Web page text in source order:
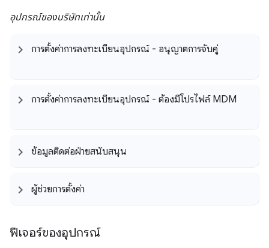
อุปกรณ์ของบริษัทเท่านั้น
การตั้งค่าการลงทะเบียนอุปกรณ์ - อนุญาตการจับคู่
การตั้งค่าการลงทะเบียนอุปกรณ์ - ต้องมีโปรไฟล์ MDM
ข้อมูลติดต่อฝ่ายสนับสนุน
ผู้ช่วยการตั้งค่า
ฟีเจอร์ของอุปกรณ์